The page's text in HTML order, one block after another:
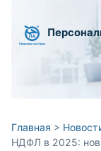
Главная >
НДФЛ в 2025: